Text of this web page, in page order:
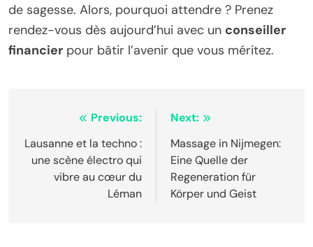
de sagesse. Alors, pourquoi attendre ? Prenez
rendez-vous dès aujourd’hui avec un conseiller
financier pour bâtir l’avenir que vous méritez.
navigation
Previous:
Lausanne et la techno :
une scène électro qui
vibre au cœur du
Léman
Next:
Massage in Nijmegen:
Eine Quelle der
Regeneration für
Körper und Geist